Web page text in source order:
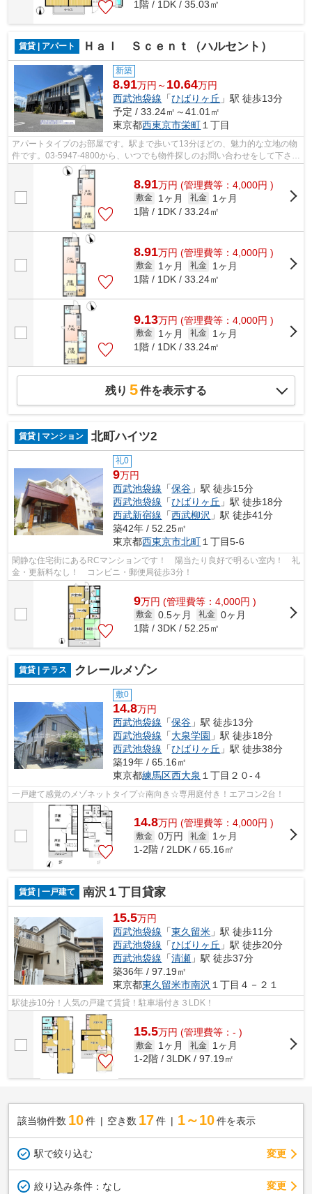
1階 / 1DK / 35.03㎡
賃貸 | アパート Ｈａｌ Ｓｃｅｎｔ（ハルセント）
新築
8.91万円～ 10.64万円
西武池袋線 「ひばりヶ丘 」駅 徒歩13分
予定 / 33.24㎡～41.01㎡
東京都西東京市栄町 １丁目
アパートタイプのお部屋です。駅まで歩いて13分ほどの、魅力的な立地の物
件です。03-5947-4800から、いつでも物件探しのお問い合わせをして下さ
い。西東京市にあるひばりヶ丘近くの物...
8.91万円 (管理費等：4,000円 )
敷金 1ヶ月 礼金
1ヶ月
1階 / 1DK / 33.24㎡
8.91万円 (管理費等：4,000円 )
敷金 1ヶ月 礼金
1ヶ月
1階 / 1DK / 33.24㎡
9.13万円 (管理費等：4,000円 )
敷金 1ヶ月 礼金
1ヶ月
1階 / 1DK / 33.24㎡
残り 5件を表示する
賃貸 | マンション 北町ハイツ2
礼0
9万円
西武池袋線 「保谷 」駅 徒歩15分
西武池袋線 「ひばりヶ丘 」駅 徒歩18分
西武新宿線 「西武柳沢 」駅 徒歩41分
築42年 / 52.25㎡
東京都西東京市北町 １丁目5-6
閑静な住宅街にあるRCマンションです！ 陽当たり良好で明るい室内！ 礼
金・更新料なし！ コンビニ・郵便局徒歩3分！
9万円 (管理費等：4,000円 )
敷金 0.5ヶ月 礼金 0ヶ月
1階 / 3DK / 52.25㎡
賃貸 | テラス クレールメゾン
敷0
14.8万円
西武池袋線 「保谷 」駅 徒歩13分
西武池袋線 「大泉学園 」駅 徒歩18分
西武池袋線 「ひばりヶ丘 」駅 徒歩38分
築19年 / 65.16㎡
東京都練馬区西大泉 １丁目２０-４
一戸建て感覚のメゾネットタイプ☆南向き☆専用庭付き！エアコン2台！
14.8万円 (管理費等：4,000円 )
敷金 0万円 礼金
1ヶ月
1-2階 / 2LDK / 65.16㎡
賃貸 | 一戸建て 南沢１丁目貸家
15.5万円
西武池袋線 「東久留米 」駅 徒歩11分
西武池袋線 「ひばりヶ丘 」駅 徒歩20分
西武池袋線 「清瀬 」駅 徒歩37分
築36年 / 97.19㎡
東京都東久留米市南沢 １丁目４－２１
駅徒歩10分！人気の戸建て賃貸！駐車場付き３LDK！
15.5万円 (管理費等：- )
敷金 1ヶ月 礼金
1ヶ月
1-2階 / 3LDK / 97.19㎡
該当物件数 10件 空き数 17 件 1～10 件を表示
駅で絞り込む 変更
絞り込み条件： なし 変更